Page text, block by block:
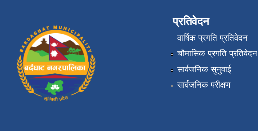
प्रतिवेदन
वार्षिक प्रगति प्रतिवेदन
चौमासिक प्रगति प्रतिवेदन
सार्वजनिक सुनुवाई
सार्वजनिक परीक्षण